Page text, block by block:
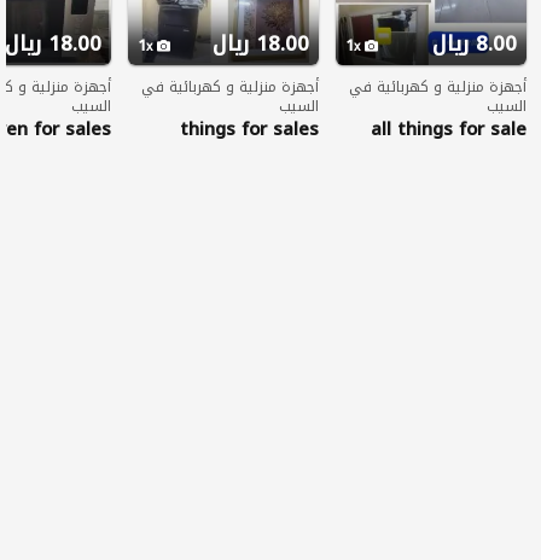
8.00 ريال 1
أجهزة منزلية و كهربائية في
السيب
all things for sale
18.00 ريال 1
أجهزة منزلية و كهربائية في
السيب
things for sales
18.00 ريال
أجهزة منزلية و
السيب
for sales